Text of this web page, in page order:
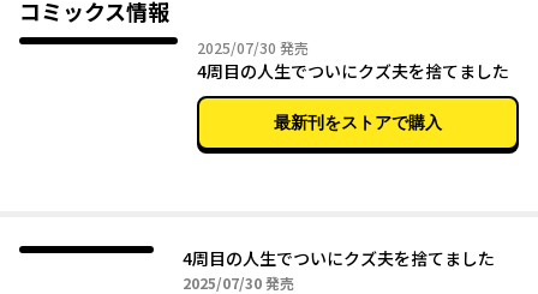
リープしていた！
「家庭を守るために綾香を英明に会わせないようにしよう」と決
めた夏希は、家庭を守るために奮闘する。
いよいよ運命の日。あの日と同じように帰宅すると、同じように
夏希に何度と訪れるタイムリープ。果たして幸せな家庭を取り戻
コミックス情報
2025/07/30 2025年07月30日
発売
4周目の人生でついにクズ夫を捨てました
最新刊をストアで購入
4周目の人生でついにクズ夫を捨てました
2025/07/302025年07月30日
発売